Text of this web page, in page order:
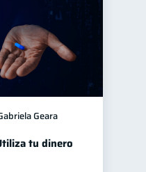
Geara
tu dinero